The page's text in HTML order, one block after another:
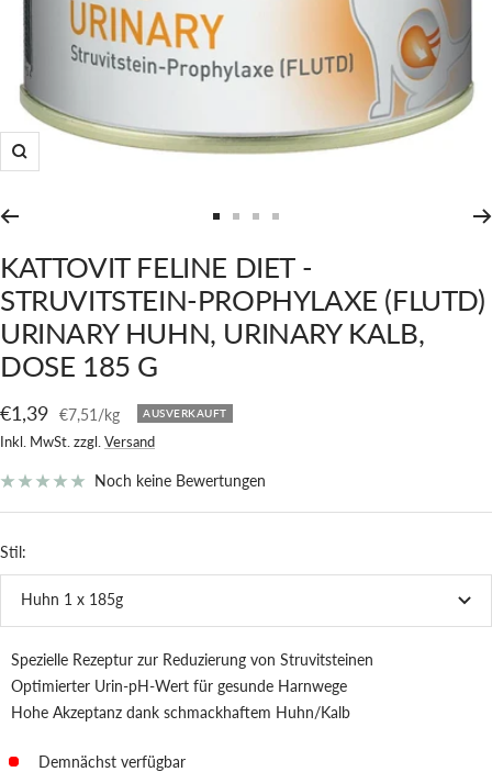
Zoom
Slide
1
gehen
Slide
2
gehen
Slide
3
gehen
Slide
4
gehen
KATTOVIT FELINE DIET -
STRUVITSTEIN-PROPHYLAXE (FLUTD)
URINARY HUHN, URINARY KALB,
DOSE 185 G
Angebotspreis
€1,39 €7,51/kg AUSVERKAUFT
Inkl. MwSt. zzgl.Versand
Noch keine Bewertungen
Stil:
Huhn 1 x 185g
Spezielle Rezeptur zur Reduzierung von Struvitsteinen
Optimierter Urin-pH-Wert für gesunde Harnwege
Hohe Akzeptanz dank schmackhaftem Huhn/Kalb
Demnächst verfügbar